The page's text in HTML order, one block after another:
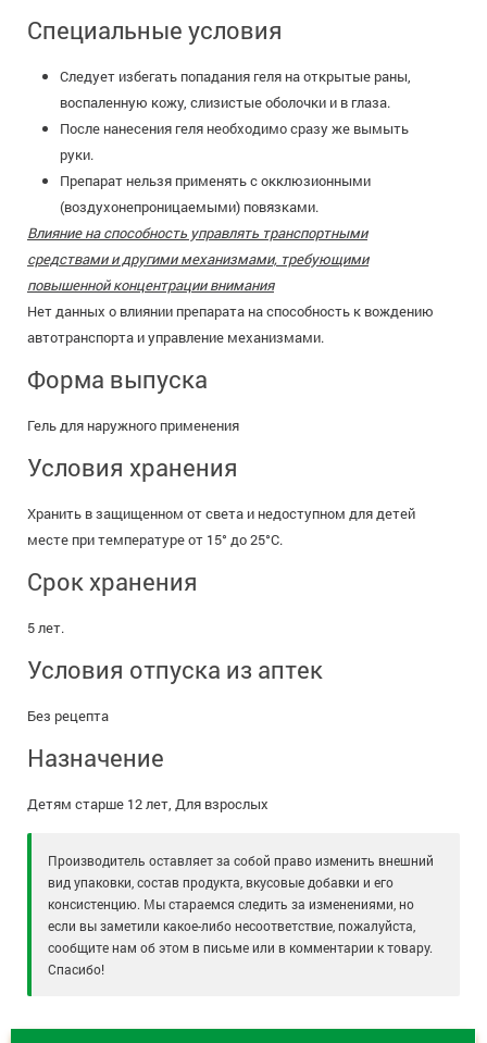
Специальные условия
Следует избегать попадания геля на открытые раны,
воспаленную кожу, слизистые оболочки и в глаза.
После нанесения геля необходимо сразу же вымыть
руки.
Препарат нельзя применять с окклюзионными
(воздухонепроницаемыми) повязками.
Влияние на способность управлять транспортными
средствами и другими механизмами, требующими
повышенной концентрации внимания
Нет данных о влиянии препарата на способность к вождению
автотранспорта и управление механизмами.
Форма выпуска
Гель для наружного применения
Условия хранения
Хранить в защищенном от света и недоступном для детей
месте при температуре от 15° до 25°С.
Срок хранения
5 лет.
Условия отпуска из аптек
Без рецепта
Назначение
Детям старше 12 лет, Для взрослых
Производитель оставляет за собой право изменить внешний
вид упаковки, состав продукта, вкусовые добавки и его
консистенцию. Мы стараемся следить за изменениями, но
если вы заметили какое-либо несоответствие, пожалуйста,
сообщите нам об этом в письме или в комментарии к товару.
Спасибо!